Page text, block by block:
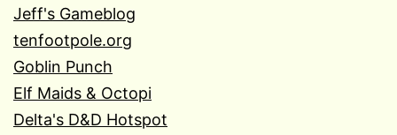
Jeff's Gameblog
tenfootpole.org
Goblin Punch
Elf Maids & Octopi
Delta's D&D Hotspot